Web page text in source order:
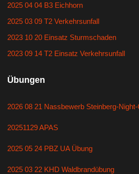
2025 04 04 B3 Eichhorn
2025 03 09 T2 Verkehrsunfall
2023 10 20 Einsatz Sturmschaden
2023 09 14 T2 Einsatz Verkehrsunfall
Übungen
2026 08 21 Nassbewerb Steinberg-
20251129 APAS
2025 05 24 PBZ UA Übung
2025 03 22 KHD Waldbrandübung